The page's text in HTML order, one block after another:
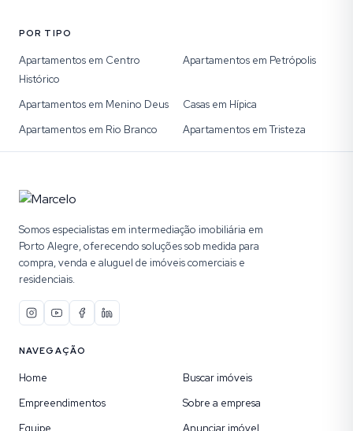
POR TIPO
Apartamentos em Centro
Histórico
Apartamentos em Petrópolis
Apartamentos em Menino Deus
Casas em Hípica
Apartamentos em Rio Branco
Apartamentos em Tristeza
Somos especialistas em intermediação imobiliária em
Porto Alegre, oferecendo soluções sob medida para
compra, venda e aluguel de imóveis comerciais e
residenciais.
NAVEGAÇÃO
Home
Buscar imóveis
Empreendimentos
Sobre a empresa
Equipe
Anunciar imóvel